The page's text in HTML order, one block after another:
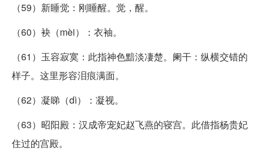
（59）新睡觉：刚睡醒。觉，醒。
（60）袂（mèi）：衣袖。
（61）玉容寂寞：此指神色黯淡凄楚。阑干：纵横交错的
样子。这里形容泪痕满面。
（62）凝睇（dì）：凝视。
（63）昭阳殿：汉成帝宠妃赵飞燕的寝宫。此借指杨贵妃
住过的宫殿。